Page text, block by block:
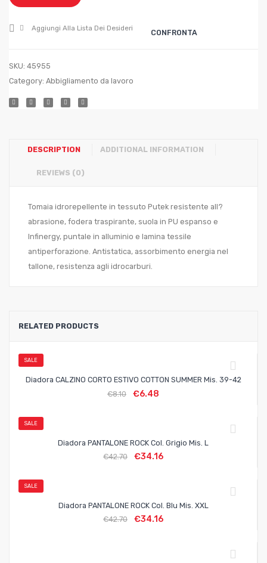
Aggiungi Alla Lista Dei Desideri CONFRONTA
SKU: 45955
Category: Abbigliamento da lavoro
DESCRIPTION ADDITIONAL INFORMATION
REVIEWS (0)
Tomaia idrorepellente in tessuto Putek resistente all?
abrasione, fodera traspirante, suola in PU espanso e
Infinergy, puntale in alluminio e lamina tessile
antiperforazione. Antistatica, assorbimento energia nel
tallone, resistenza agli idrocarburi.
RELATED PRODUCTS
SALE
Diadora CALZINO CORTO ESTIVO COTTON SUMMER Mis. 39-42
€8.10 €6.48
SALE
Diadora PANTALONE ROCK Col. Grigio Mis. L
€42.70 €34.16
SALE
Diadora PANTALONE ROCK Col. Blu Mis. XXL
€42.70 €34.16